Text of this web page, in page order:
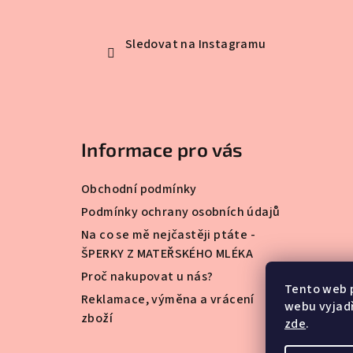
Tento web
webu
zde.
Sledovat na Instagramu
Informace pro vás
Obchodní podmínky
Podmínky ochrany osobních údajů
Na co se mě nejčastěji ptáte -
ŠPERKY Z MATEŘSKÉHO MLÉKA
Proč nakupovat u nás?
Reklamace, výměna a vrácení
zboží